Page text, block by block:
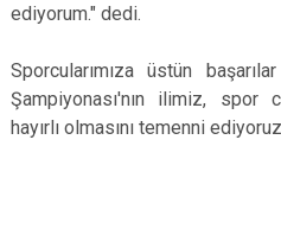
ediyorum." dedi.
Sporcularımıza üstün
Şampiyonası'nın ilimiz, spor
hayırlı olmasını temenni